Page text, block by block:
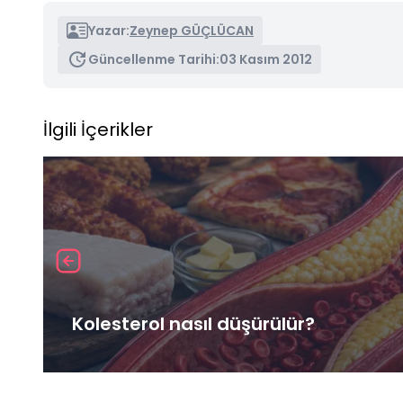
Yazar:Zeynep GÜÇLÜCAN
Güncellenme Tarihi:03 Kasım 2012
İlgili İçerikler
Kolesterol nasıl düşürülür?